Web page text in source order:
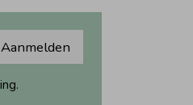
Aanmelden